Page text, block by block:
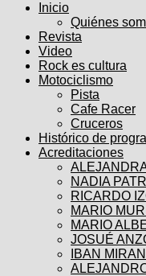
Inicio
Quiénes
Revista
Video
Rock es cultura
Motociclismo
Pista
Cafe Racer
Cruceros
Histórico de
Acreditaciones
NADIA
RICARDO
MARIO
MARIO
JOSUÉ
IBAN